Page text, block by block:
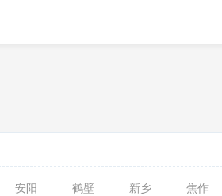
安阳 鹤壁 新乡 焦作